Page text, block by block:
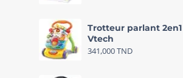
Trotteur parlant
Vtech
341,000TND